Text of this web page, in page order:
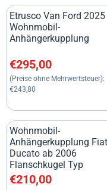
Etrusco Van Ford 2025
Wohnmobil-
Anhängerkupplung
Preis: 295,00, ohne
€295,00
(Preise ohne Mehrwertsteuer):
€243,80
Wohnmobil-
Anhängerkupplung Fiat
Ducato ab 2006
Flanschkugel Typ
Preis: 210,00, ohne
€210,00